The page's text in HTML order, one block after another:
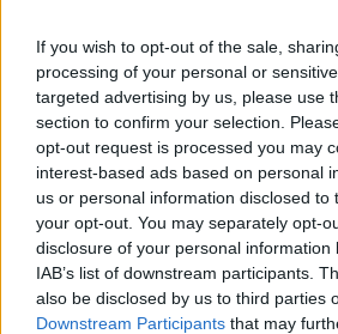
If you wish to opt-out of the sale,
processing of your personal or
targeted advertising by us, please use
section to confirm your selection.
opt-out request is processed you may
interest-based ads based on personal
us or personal information disclosed to
your opt-out. You may separately opt-
disclosure of your personal information
IAB’s list of downstream participants.
also be disclosed by us to third parties
Downstream Participants that may
Ακολουθήστε το Pink.gr στο
μάθετε πρώτοιτα πιο hot νέα.
Ακολουθήστε το Pink.gr και